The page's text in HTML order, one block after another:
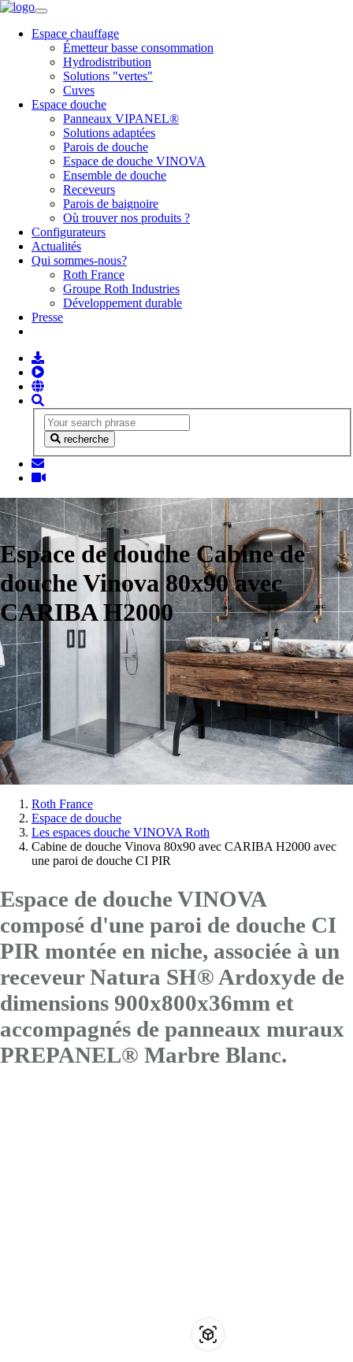
Espace chauffage
Émetteur basse consommation
Hydrodistribution
Solutions "vertes"
Cuves
Espace douche
Panneaux VIPANEL®
Solutions adaptées
Parois de douche
Espace de douche VINOVA
Ensemble de douche
Receveurs
Parois de baignoire
Où trouver nos produits ?
Configurateurs
Actualités
Qui sommes-nous?
Roth France
Groupe Roth Industries
Développement durable
Presse
recherche
Espace de douche Cabine de
douche Vinova 80x90 avec
CARIBA H2000
Vous
êtes
Roth France
Espace de douche
Les espaces douche VINOVA Roth
Cabine de douche Vinova 80x90 avec CARIBA H2000 avec
une paroi de douche CI PIR
Espace de douche VINOVA
composé d'une paroi de douche CI
PIR montée en niche, associée à un
receveur Natura SH® Ardoxyde de
dimensions 900x800x36mm et
accompagnés de panneaux muraux
PREPANEL® Marbre Blanc.